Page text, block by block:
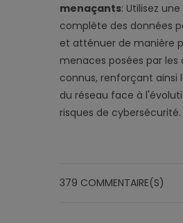
menaçants: Utilisez
complète des données
et atténuer de manière
menaces posées par
connus, renforçant ainsi
du réseau face à
risques de cybersécurité.
379 COMMENTAIRE(S)